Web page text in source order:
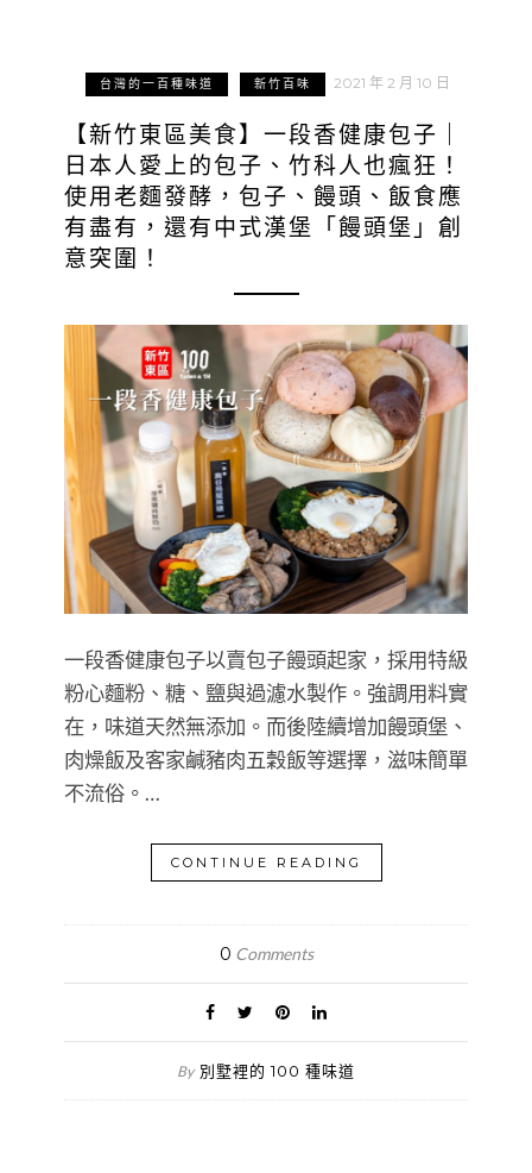
台灣的一百種味道 新竹百味 2021 年 2 月 10 日
【新竹東區美食】一段香健康包子｜
日本人愛上的包子、竹科人也瘋狂！
使用老麵發酵，包子、饅頭、飯食應
有盡有，還有中式漢堡「饅頭堡」創
意突圍！
一段香健康包子以賣包子饅頭起家，採用特級
粉心麵粉、糖、鹽與過濾水製作。強調用料實
在，味道天然無添加。而後陸續增加饅頭堡、
肉燥飯及客家鹹豬肉五穀飯等選擇，滋味簡單
不流俗。…
CONTINUE READING
0 Comments
By 別墅裡的 100 種味道